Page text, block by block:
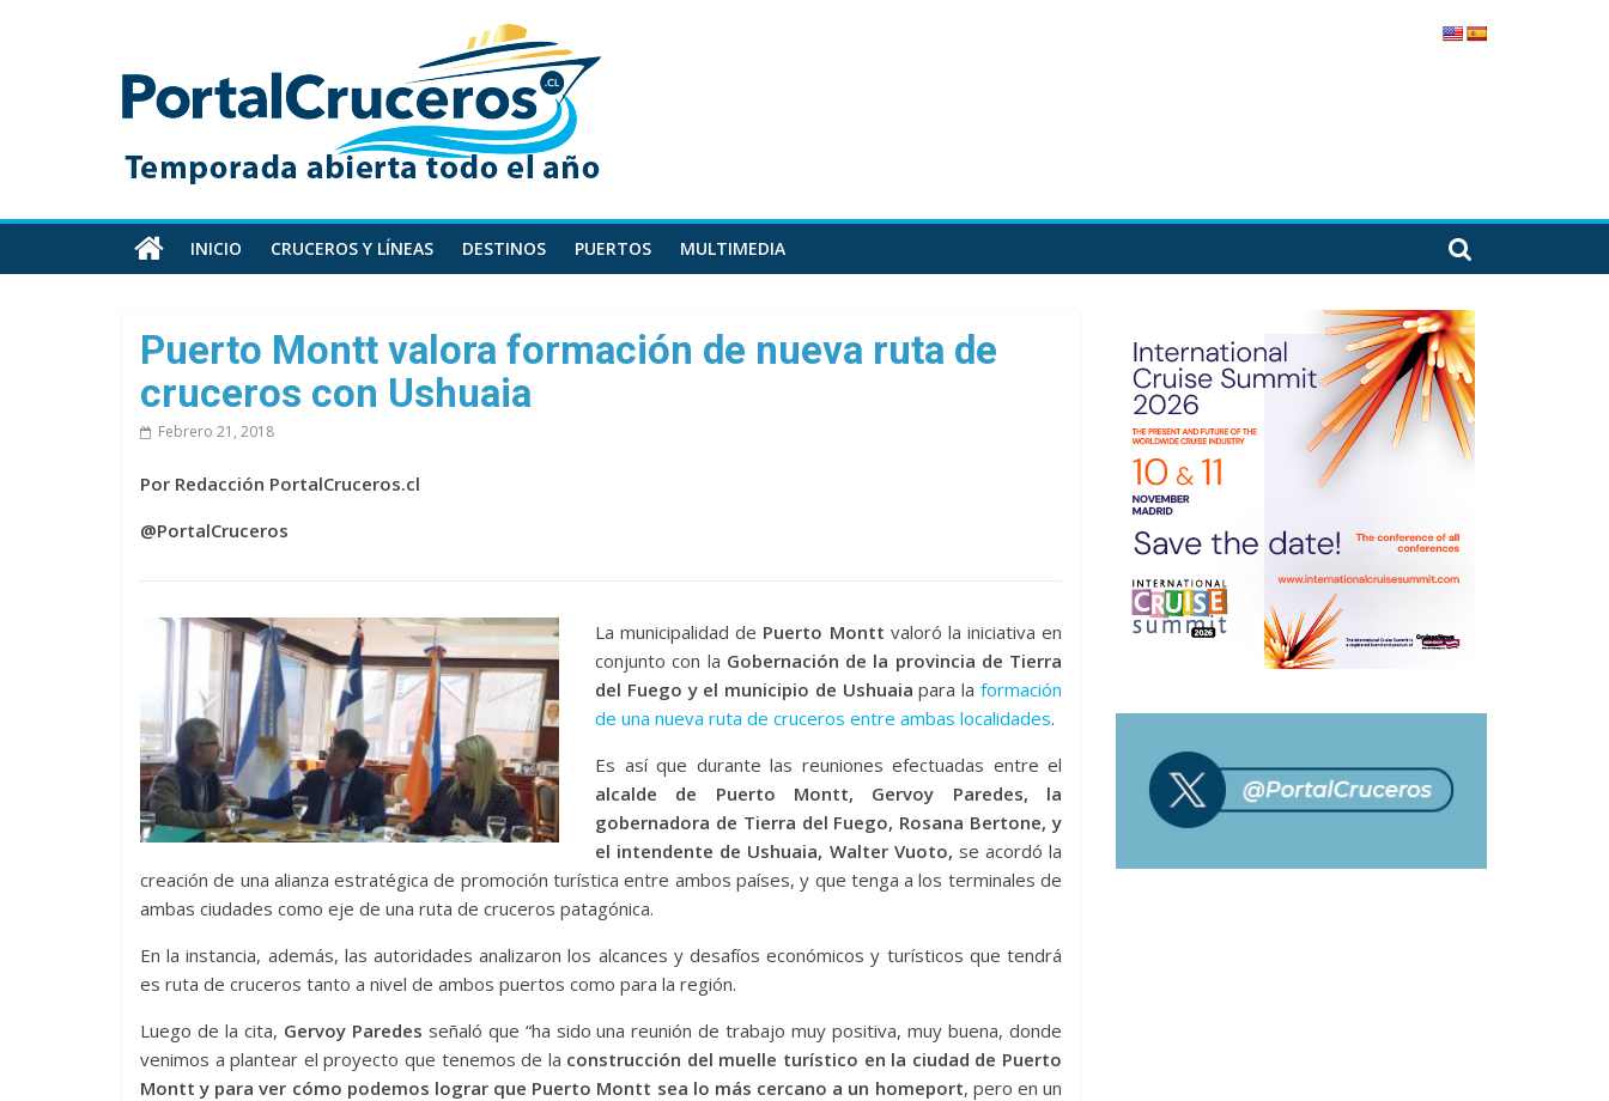
PortalCruceros
Toda
información
cruceros
en
un
sitio
INICIO CRUCEROS Y LÍNEAS DESTINOS PUERTOS MULTIMEDIA
Puerto Montt valora formación de nueva ruta de
cruceros con Ushuaia
Febrero 21, 2018
Por Redacción PortalCruceros.cl
@PortalCruceros
La municipalidad de Puerto Montt valoró la iniciativa en
conjunto con la Gobernación de la provincia de Tierra
del Fuego y el municipio de Ushuaia para laformación
de una nueva ruta de cruceros entre ambas localidades.
Es así que durante las reuniones efectuadas entre el
alcalde de Puerto Montt, Gervoy Paredes, la
gobernadora de Tierra del Fuego, Rosana Bertone, y
el intendente de Ushuaia, Walter Vuoto, se acordó la
creación de una alianza estratégica de promoción turística entre ambos países, y que tenga a los terminales de
ambas ciudades como eje de una ruta de cruceros patagónica.
En la instancia, además, las autoridades analizaron los alcances y desafíos económicos y turísticos que tendrá
es ruta de cruceros tanto a nivel de ambos puertos como para la región.
Luego de la cita, Gervoy Paredes señaló que “ha sido una reunión de trabajo muy positiva, muy buena, donde
venimos a plantear el proyecto que tenemos de la construcción del muelle turístico en la ciudad de Puerto
Montt y para ver cómo podemos lograr que Puerto Montt sea lo más cercano a un homeport, pero en un